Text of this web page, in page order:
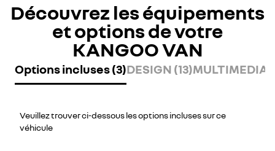
Découvrez les équipements
et options de votre
KANGOO VAN
Options incluses (3)DESIGN (13)MULTIMEDIA
Veuillez trouver ci-dessous les options incluses sur ce
véhicule